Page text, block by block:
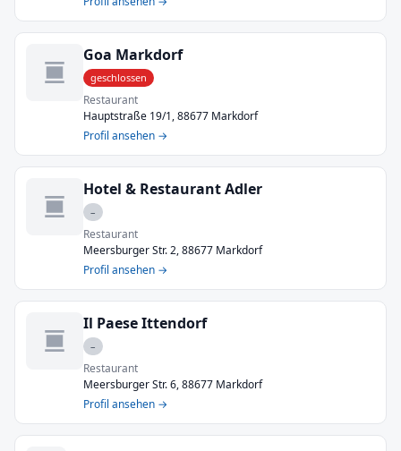
Goa Markdorf
geschlossen
Restaurant
Hauptstraße 19/1, 88677 Markdorf
Profil ansehen →
Hotel & Restaurant Adler
–
Restaurant
Meersburger Str. 2, 88677 Markdorf
Profil ansehen →
Il Paese Ittendorf
–
Restaurant
Meersburger Str. 6, 88677 Markdorf
Profil ansehen →